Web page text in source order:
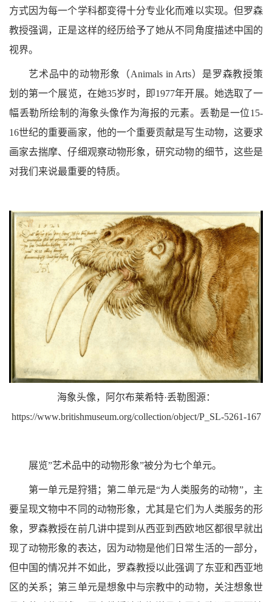
方式因为每一个学科都变得十分专业化而难以实现。但罗森
教授强调，正是这样的经历给予了她从不同角度描述中国的
视界。
艺术品中的动物形象（Animals in Arts）是罗森教授策
划的第一个展览，在她35岁时，即1977年开展。她选取了一
幅丢勒所绘制的海象头像作为海报的元素。丢勒是一位15-
16世纪的重要画家，他的一个重要贡献是写生动物，这要求
画家去揣摩、仔细观察动物形象，研究动物的细节，这些是
对我们来说最重要的特质。
海象头像，阿尔布莱希特·丢勒图源：
https://www.britishmuseum.org/collection/object/P_SL-5261-167
展览”艺术品中的动物形象”被分为七个单元。
第一单元是狩猎；第二单元是“为人类服务的动物”，主
要呈现文物中不同的动物形象，尤其是它们为人类服务的形
象，罗森教授在前几讲中提到从西亚到西欧地区都很早就出
现了动物形象的表达，因为动物是他们日常生活的一部分，
但中国的情况并不如此，罗森教授以此强调了东亚和西亚地
区的关系；第三单元是想象中与宗教中的动物，关注想象世